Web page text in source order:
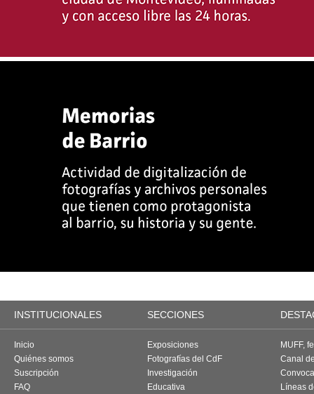
INSTITUCIONALES SECCIONES
Inicio
Quiénes somos
Suscripción
FAQ
Exposiciones
Fotografías del CdF
Investigación
Educativa
MUFF,
Canal
Líneas